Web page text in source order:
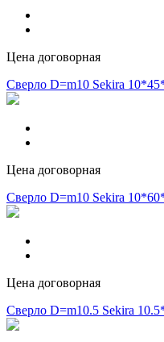
Цена договорная
Сверло D=m10 Sekira
Цена договорная
Сверло D=m10 Sekira
Цена договорная
Сверло D=m10.5 Sekira